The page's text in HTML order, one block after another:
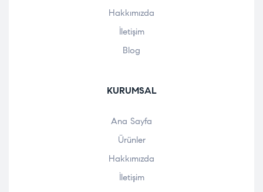
Hakkımızda
İletişim
Blog
KURUMSAL
Ana Sayfa
Ürünler
Hakkımızda
İletişim